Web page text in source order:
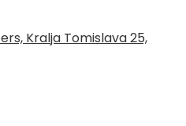
Kralja Tomislava 25,